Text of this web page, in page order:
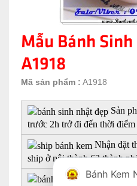
Mẫu Bánh
A1918
Mã sản phẩm : A1918
Sản
trước 2h trở đi đến thời điểm
Nhận đặt
ship ở nội thành 63 thành
Khách
Bánh Kem